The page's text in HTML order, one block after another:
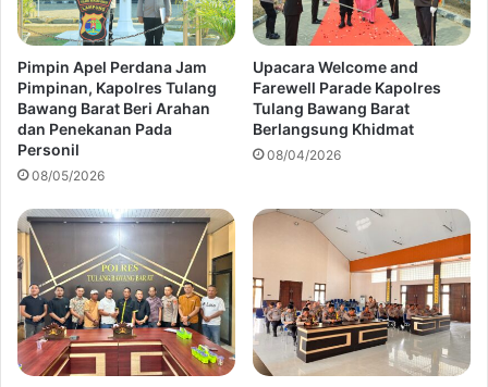
Pimpin Apel Perdana Jam
Pimpinan, Kapolres Tulang
Bawang Barat Beri Arahan
dan Penekanan Pada
Personil
08/05/2026
Upacara Welcome and
Farewell Parade Kapolres
Tulang Bawang Barat
Berlangsung Khidmat
08/04/2026